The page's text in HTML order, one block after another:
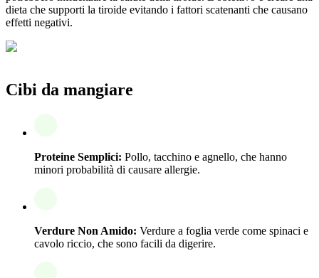
dieta che supporti la tiroide evitando i fattori scatenanti che causano
effetti negativi.
Cibi da mangiare
Proteine Semplici: Pollo, tacchino e agnello, che hanno
minori probabilità di causare allergie.
Verdure Non Amido: Verdure a foglia verde come spinaci e
cavolo riccio, che sono facili da digerire.